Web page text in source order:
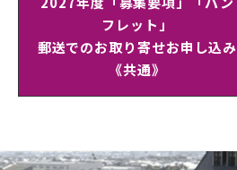
フレット」
郵送でのお取り寄せお申し込み
《共通》